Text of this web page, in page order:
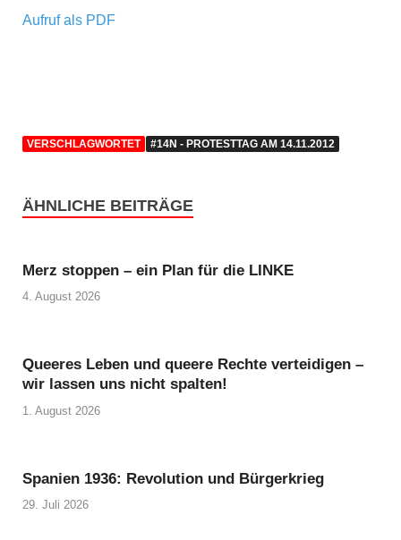
Aufruf als PDF
VERSCHLAGWORTET #14N - PROTESTTAG AM 14.11.2012
ÄHNLICHE BEITRÄGE
Merz stoppen – ein Plan für die LINKE
4. August 2026
Queeres Leben und queere Rechte verteidigen –
wir lassen uns nicht spalten!
1. August 2026
Spanien 1936: Revolution und Bürgerkrieg
29. Juli 2026